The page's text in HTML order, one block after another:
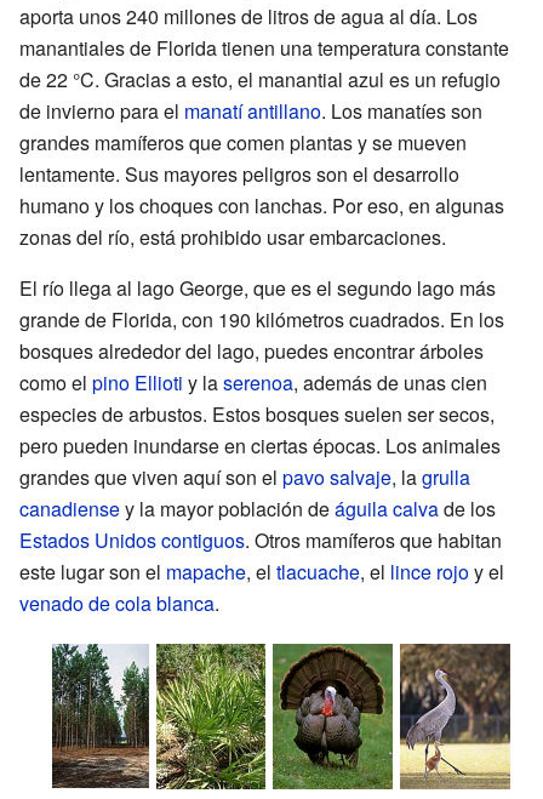
aporta unos 240 millones de litros de agua al día. Los
manantiales de Florida tienen una temperatura constante
de 22 °C. Gracias a esto, el manantial azul es un refugio
de invierno para el manatí antillano. Los manatíes son
grandes mamíferos que comen plantas y se mueven
lentamente. Sus mayores peligros son el desarrollo
humano y los choques con lanchas. Por eso, en algunas
zonas del río, está prohibido usar embarcaciones.
El río llega al lago George, que es el segundo lago más
grande de Florida, con 190 kilómetros cuadrados. En los
bosques alrededor del lago, puedes encontrar árboles
como el pino Ellioti y laserenoa, además de unas cien
especies de arbustos. Estos bosques suelen ser secos,
pero pueden inundarse en ciertas épocas. Los animales
grandes que viven aquí son el pavo salvaje, lagrulla
canadiensey la mayor población deáguila calvade los
Estados Unidos contiguos. Otros mamíferos que habitan
este lugar son el mapache, el tlacuache, el lince rojoy el
venado de cola blanca.